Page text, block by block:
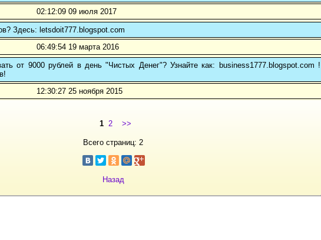
02:12:09 09 июля 2017
Здесь: letsdoit777.blogspot.com
06:49:54 19 марта 2016
от 9000 рублей в день "Чистых Денег"? Узнайте как: business1777.blogspot.com !
12:30:27 25 ноября 2015
1 2 >>
Всего страниц: 2
Назад